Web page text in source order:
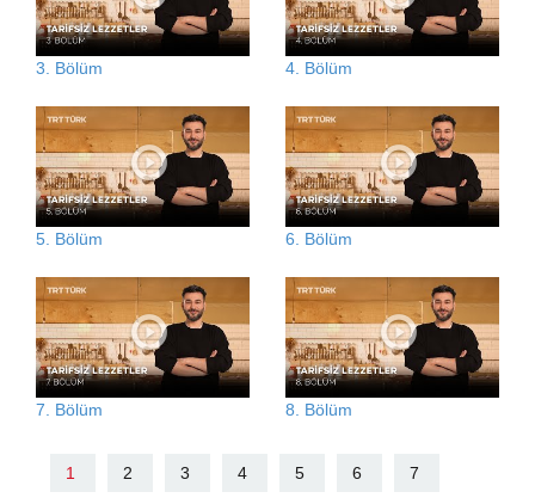
3. Bölüm 4. Bölüm
5. Bölüm 6. Bölüm
7. Bölüm 8. Bölüm
1 2 3 4 5 6 7